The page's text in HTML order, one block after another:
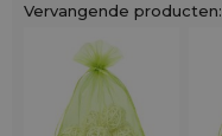
Vervangende producten: